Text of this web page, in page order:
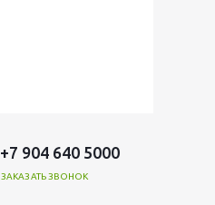
+7 904 640 5000
ЗАКАЗАТЬ ЗВОНОК